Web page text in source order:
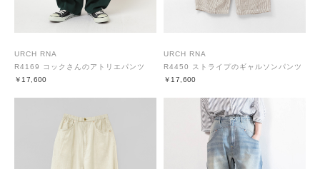
URCH RNA
R4169 コックさんのアトリエパンツ
￥17,600
URCH RNA
R4450 ストライプのギャルソンパンツ
￥17,600